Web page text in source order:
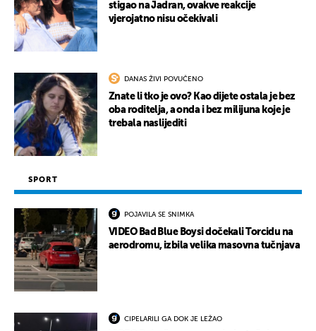
stigao na Jadran, ovakve reakcije
vjerojatno nisu očekivali
DANAS ŽIVI POVUČENO
Znate li tko je ovo? Kao dijete ostala je bez
oba roditelja, a onda i bez milijuna koje je
trebala naslijediti
SPORT
POJAVILA SE SNIMKA
VIDEO Bad Blue Boysi dočekali Torcidu na
aerodromu, izbila velika masovna tučnjava
CIPELARILI GA DOK JE LEŽAO